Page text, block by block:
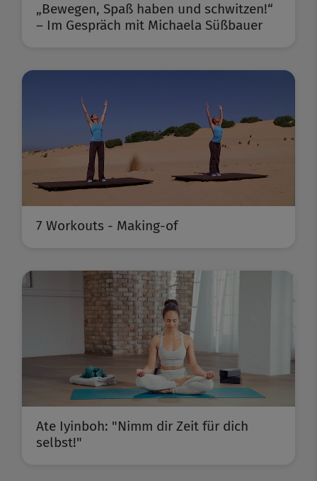
„Bewegen, Spaß haben und schwitzen!“
– Im Gespräch mit Michaela Süßbauer
7 Workouts - Making-of
Ate Iyinboh: "Nimm dir Zeit für dich
selbst!"